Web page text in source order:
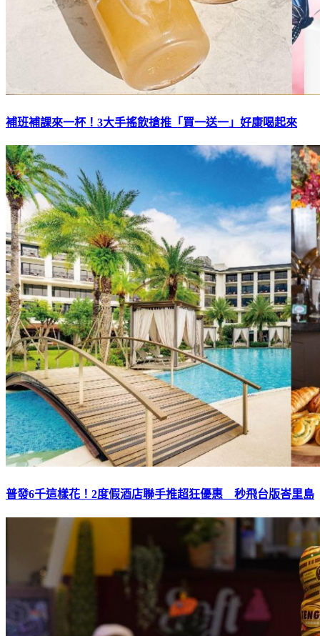
補班補課來一杯！3大手搖飲搶推「買一送一」好康喝起來
普發6千這樣花！2度假酒店聯手推超狂優惠 秒飛台版峇里島